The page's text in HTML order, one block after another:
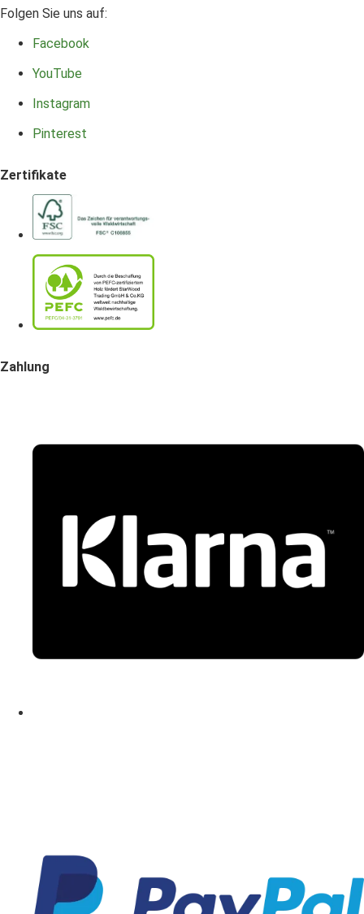
Folgen Sie uns auf:
Facebook
YouTube
Instagram
Pinterest
Zertifikate
Zahlung